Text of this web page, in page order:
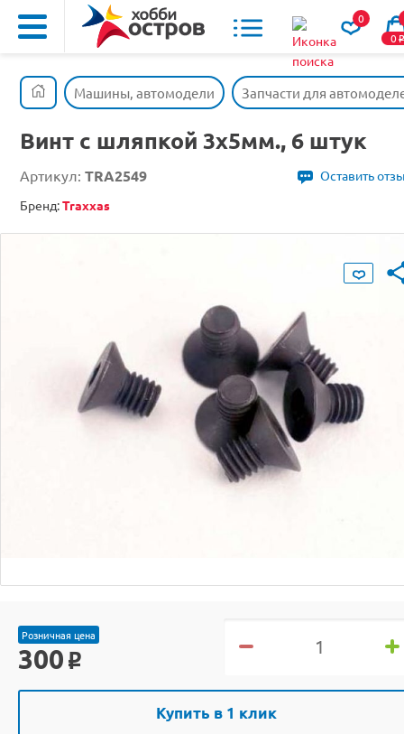
0
0o
Машины, автомодели Запчасти для
Винт с шляпкой 3х5мм., 6 штук
Артикул: TRA2549
Оставить
Бренд:Traxxas
Розничная цена
300 o
Купить в 1 клик